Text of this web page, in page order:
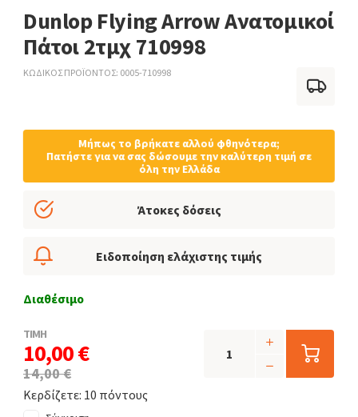
Dunlop Flying Arrow Ανατομικοί
Πάτοι 2τμχ 710998
ΚΩΔΙΚΟΣ ΠΡΟΪΟΝΤΟΣ 0005-710998
ΤΙΜΗ
10,00 €
14,00 €
Κερδίζετε: 10 πόντους
Μήπως το βρήκατε αλλού φθηνότερα;
Πατήστε για να σας δώσουμε την καλύτερη τιμή σε
όλη την Ελλάδα
Άτοκες δόσεις
Ειδοποίηση ελάχιστης τιμής
Διαθέσιμο